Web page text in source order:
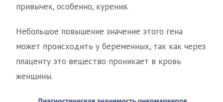
привычек, особенно, курения.
Небольшое повышение значение этого гена
может происходить у беременных, так как через
плаценту это вещество проникает в кровь
женщины.